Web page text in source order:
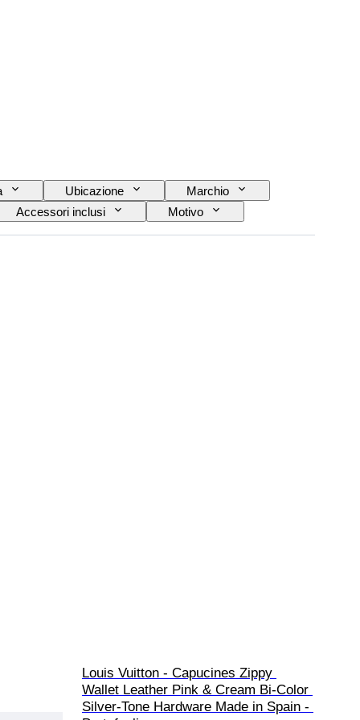
Ubicazione
Marchio
Accessori inclusi
Motivo
Louis Vuitton - Capucines Zippy
Wallet Leather Pink & Cream Bi-Color
Silver-Tone Hardware Made in Spain -